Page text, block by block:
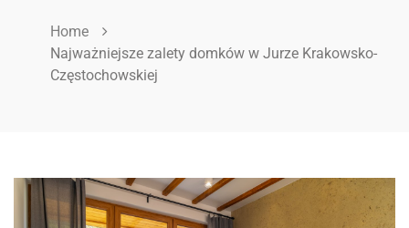
Home
Najważniejsze zalety domków w Jurze Krakowsko-
Częstochowskiej